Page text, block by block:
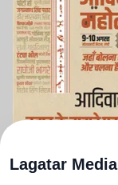
Lagatar Media